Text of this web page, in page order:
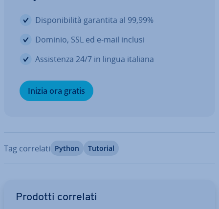
Di­spo­ni­bi­li­tà garantita al 99,99%
Dominio, SSL ed e-mail inclusi
As­si­sten­za 24/7 in lingua italiana
Inizia ora gratis
Tag correlati Python Tutorial
Prodotti correlati